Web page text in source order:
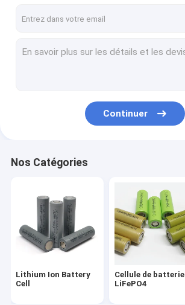
Batterie solaire rechargeable
batterie 2200mah 18650
batterie 26650 4000mah
26650 batterie 5000mah
Batterie de LMFP
Paquet de puissance de batterie
Continuer
Nos Catégories
Lithium Ion Battery
Cell
Cellule de batterie
LiFePO4